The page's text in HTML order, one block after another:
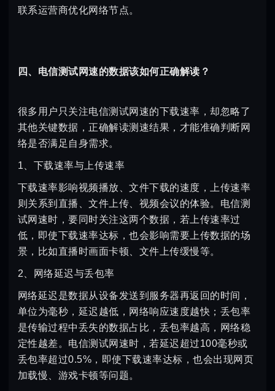
联系运营商优化网络节点。
四、电信测试网速的数据该如何正确解读？
很多用户只关注电信测试网速的下载速率，却忽略了
其他关键数据，正确解读测速结果，才能准确判断网
络是否满足自身需求。
1、下载速率与上传速率
下载速率影响视频播放、文件下载的速度，上传速率
则关系到直播、文件上传、视频会议的体验。电信测
试网速时，要同时关注这两个数据，若上传速率过
低，即使下载速率达标，也会影响需要上传数据的场
景，比如直播时画面卡顿、文件上传缓慢等。
2、网络延迟与丢包率
网络延迟是数据从设备发送到服务器再返回的时间，
单位为毫秒，延迟越低，网络响应速度越快；丢包率
是传输过程中丢失的数据占比，丢包率越高，网络稳
定性越差。电信测试网速时，若延迟超过100毫秒或
丢包率超过0.5%，即使下载速率达标，也会出现网页
加载慢、游戏卡顿等问题。